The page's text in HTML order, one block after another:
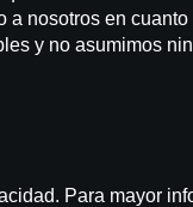
nosotros en
y no asumimos
Para mayor